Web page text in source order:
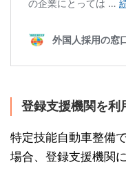
登録支援機関を利
特定技能自動車整備
場合、登録支援機関